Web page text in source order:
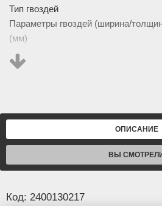
Тип гвоздей
Параметры гвоздей (ширина/
(мм)
Изображение товара и
ОПИСАНИЕ
ВЫ
Код: 2400130217